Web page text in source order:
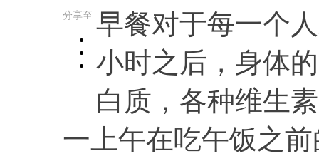
分享至 早餐对于每一个
小时之后，身体
白质，各种维生
一上午在吃午饭之